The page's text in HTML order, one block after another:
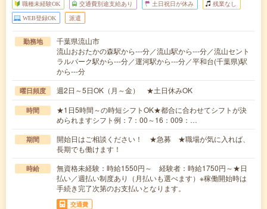
職種未経験OK 交通費別途支給あり 土日祝日が休み 残業なし
WEB登録OK 派遣
勤務地
千葉県流山市
流山おおたかの森駅から---分／流山駅から---分／流山セント
ラルパーク駅から---分／運河駅から---分／平和台(千葉県)駅
から---分
曜日頻度 週2日～5日OK（月～金） ★土日休みOK
時間
★1日5時間～の時短シフトOK★都合に合わせてシフトが決
められますシフト例：7：00～16：009：…
期間
開始日はご相談ください！ ★急募 ★職場が気に入れば、
長期でも働けます！
時給
無資格未経験：時給1550円～ 経験者：時給1750円～★日
払い／週払い制度あり（月払いも選べます）※稼働開始時は
手続き完了次第のお支払いとなります。
交通費